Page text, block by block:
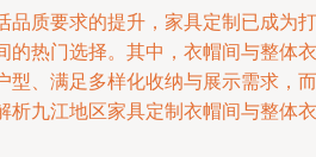
品质要求的提升，家具定制已成为打
的热门选择。其中，衣帽间与整体衣
型、满足多样化收纳与展示需求，而
析九江地区家具定制衣帽间与整体衣